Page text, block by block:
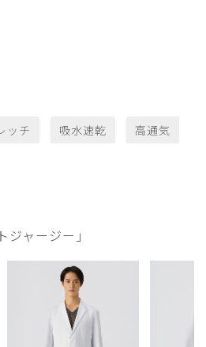
ッチ 吸水速乾 高通気
ャージー」